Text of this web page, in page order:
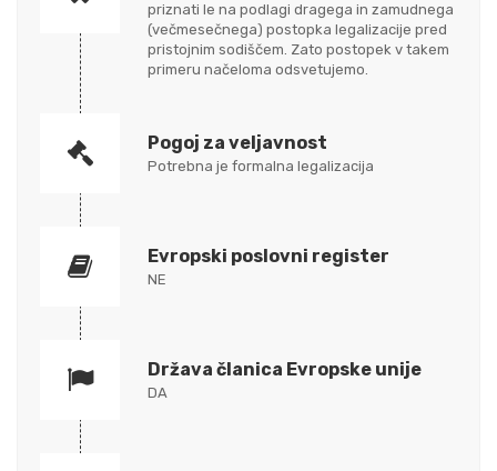
priznati le na podlagi dragega in zamudnega
(večmesečnega) postopka legalizacije pred
pristojnim sodiščem. Zato postopek v takem
primeru načeloma odsvetujemo.
Pogoj za veljavnost
Potrebna je formalna legalizacija
Evropski poslovni register
NE
Država članica Evropske unije
DA